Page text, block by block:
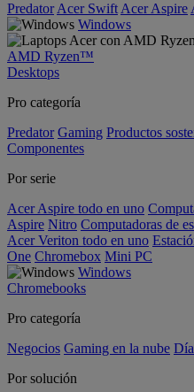
Predator Acer Swift Acer Aspire
Windows
AMD Ryzen™
Desktops
Pro categoría
Predator Gaming Productos
Componentes
Por serie
Acer Aspire todo en uno
Aspire Nitro Computadoras de
Acer Veriton todo en uno
One Chromebox Mini PC
Windows
Chromebooks
Pro categoría
Negocios Gaming en la nube
Por solución